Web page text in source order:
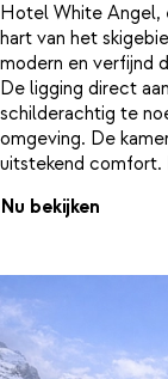
Hotel White Angel,
hart van het
modern en verfijnd
De ligging direct
schilderachtig te
omgeving. De
uitstekend comfort.
van jouw
zorgvuldig
bevorderen. Er is
een sauna en een
Nu bekijken